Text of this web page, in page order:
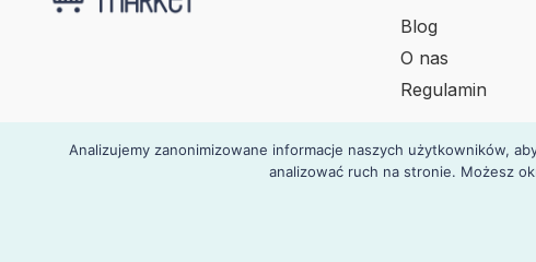
Blog
O nas
Regulamin
Analizujemy zanonimizowane informacje naszych użytkowników,
analizować ruch na stronie. Możesz